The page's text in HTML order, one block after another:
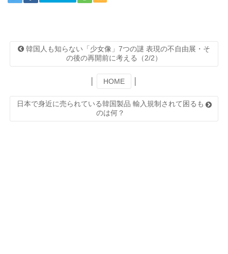
韓国人も知らない「少女像」7つの謎 表現の不自由展・そ
の後の再開前に考える（2/2）
HOME
日本で身近に売られている韓国製品 輸入規制されて困るも
のは何？